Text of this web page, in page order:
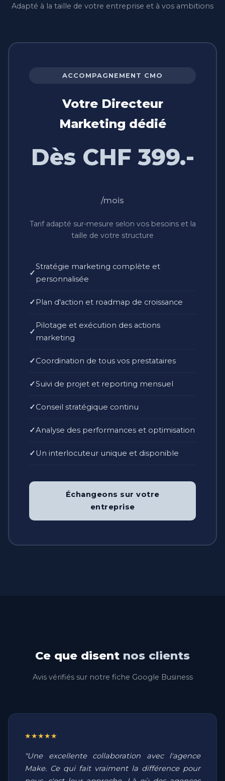
Adapté à la taille de votre entreprise et à vos ambitions
ACCOMPAGNEMENT CMO
Votre Directeur
Marketing dédié
Dès CHF 399.-
/mois
Tarif adapté sur-mesure selon vos besoins et la
taille de votre structure
Stratégie marketing complète et
personnalisée
Plan d'action et roadmap de croissance
Pilotage et exécution des actions
marketing
Coordination de tous vos prestataires
Suivi de projet et reporting mensuel
Conseil stratégique continu
Analyse des performances et optimisation
Un interlocuteur unique et disponible
Échangeons sur votre
entreprise
Ce que disent nos clients
Avis vérifiés sur notre fiche Google Business
★★★★★
"Une excellente collaboration avec l'agence
Make. Ce qui fait vraiment la différence pour